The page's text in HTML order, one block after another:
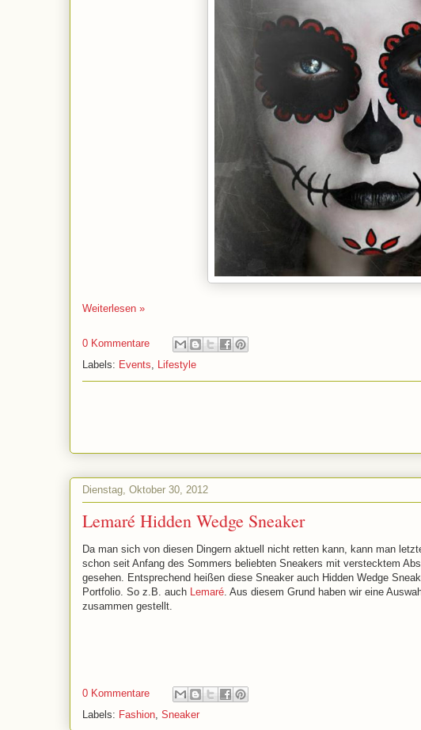
Weiterlesen »
0 Kommentare
Labels: Events, Lifestyle
Dienstag, Oktober 30, 2012
Lemaré Hidden Wedge Sneaker
Da man sich von diesen Dingern aktuell nicht retten kann, kann man
schon seit Anfang des Sommers beliebten Sneakers mit verstecktem
gesehen. Entsprechend heißen diese Sneaker auch Hidden Wedge
Portfolio. So z.B. auch Lemaré. Aus diesem Grund haben wir eine
zusammen gestellt.
0 Kommentare
Labels: Fashion, Sneaker